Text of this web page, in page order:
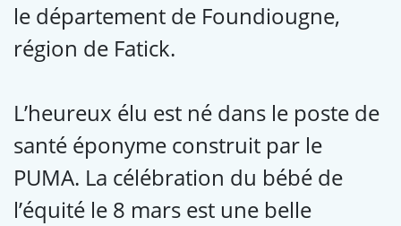
le département de Foundiougne,
région de Fatick.
L’heureux élu est né dans le poste de
santé éponyme construit par le
PUMA. La célébration du bébé de
l’équité le 8 mars est une belle